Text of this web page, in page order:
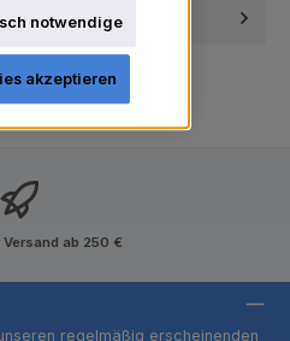
ab 250 €
regelmäßig erscheinenden
notwendige
akzeptieren